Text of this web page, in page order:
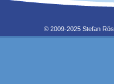
© 2009-2025 Stefan